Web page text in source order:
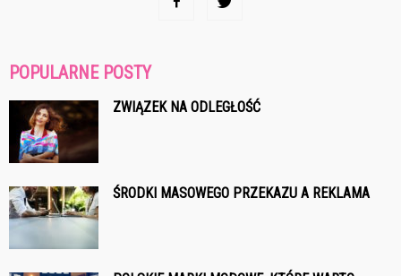
POPULARNE POSTY
ZWIĄZEK NA ODLEGŁOŚĆ
ŚRODKI MASOWEGO PRZEKAZU A REKLAMA